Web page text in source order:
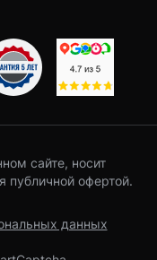
сайте, носит
публичной офертой.
данных